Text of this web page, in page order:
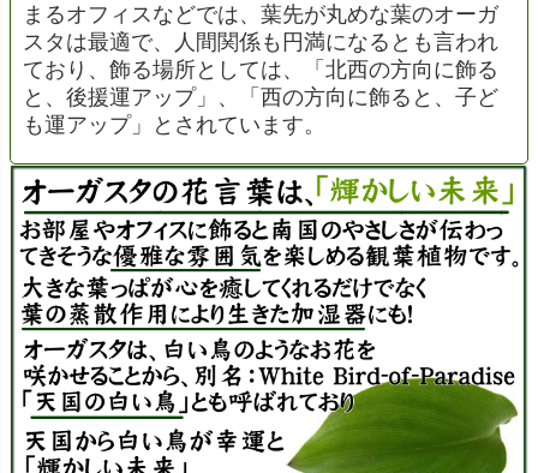
まるオフィスなどでは、葉先が丸めな葉のオーガ
スタは最適で、人間関係も円満になるとも言われ
ており、飾る場所としては、「北西の方向に飾る
と、後援運アップ」、「西の方向に飾ると、子ど
も運アップ」とされています。